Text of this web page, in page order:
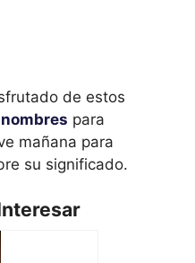
de estos
para
mañana para
su significado.